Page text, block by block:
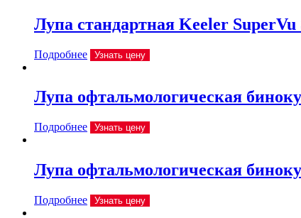
Лупа стандартная Keeler
Подробнее Узнать цену
Лупа офтальмологическая
Подробнее Узнать цену
Лупа офтальмологическая
Подробнее Узнать цену